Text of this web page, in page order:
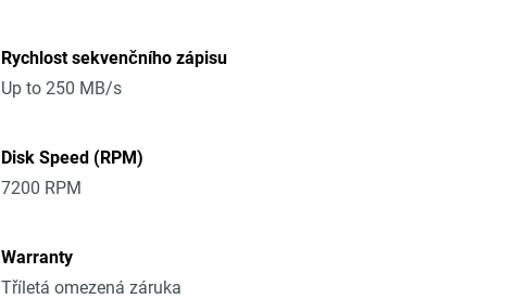
Rychlost sekvenčního zápisu
Up to 250 MB/s
Disk Speed (RPM)
7200 RPM
Warranty
Tříletá omezená záruka